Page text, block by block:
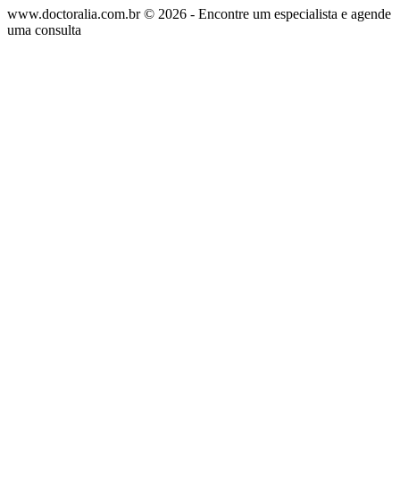
www.doctoralia.com.br © 2026 - Encontre um especialista e agende
uma consulta